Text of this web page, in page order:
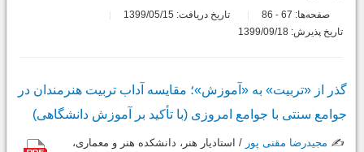
صفحه‌ها: 67
-
تاریخ دریافت: 1399/05/15
تاریخ پذیرش: 1399/09/18
گذر از «تربیت» به «آموزش»؛ مقایسه آداب تربیت هنرمندان در
جوامع سنتی با جوامع امروزی (با تأکید بر آموزش دانشگاهی)
✍️ مجیدرضا مقنی پور / استادیار هنر، دانشکده هنر و معماری،